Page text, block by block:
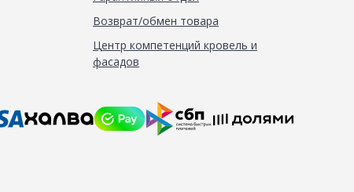
Возврат/обмен товара
Центр компетенций кровель и
фасадов